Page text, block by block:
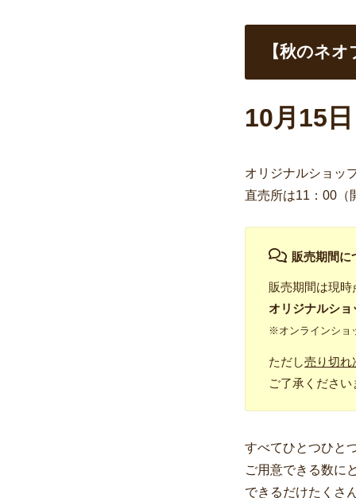
【秋のネ
10月15
オリジナルショッ
直売所は11：00（
販売期間に
販売期間は現
オリジナルシ
※オンラインショ
ただし売り切れ
ご了承ください
すべてひとつひと
ご用意できる数に
できるだけたくさ